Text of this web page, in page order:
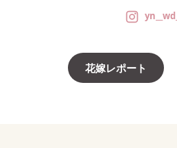
yn__wd__
花嫁レポート